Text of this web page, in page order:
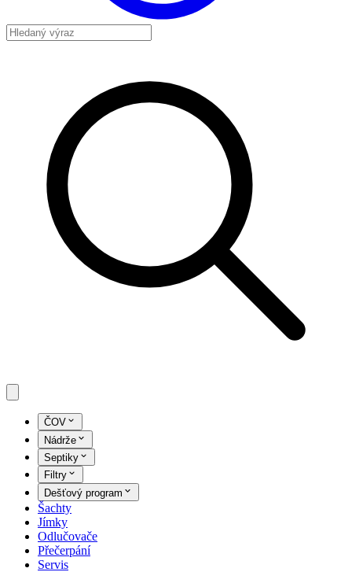
ČOV
Nádrže
Septiky
Filtry
Dešťový program
Šachty
Jímky
Odlučovače
Přečerpání
Servis